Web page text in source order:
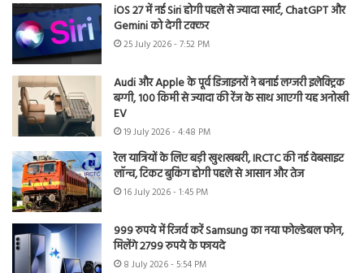
iOS 27 में नई Siri होगी पहले से ज्यादा स्मार्ट, ChatGPT और
Gemini को देगी टक्कर
25 July 2026 - 7:52 PM
Audi और Apple के पूर्व डिजाइनरों ने बनाई लग्जरी इलेक्ट्रिक
बग्गी, 100 किमी से ज्यादा की रेंज के साथ आएगी यह अनोखी
EV
19 July 2026 - 4:48 PM
रेल यात्रियों के लिए बड़ी खुशखबरी, IRCTC की नई वेबसाइट
लॉन्च, टिकट बुकिंग होगी पहले से आसान और तेज
16 July 2026 - 1:45 PM
999 रुपये में रिजर्व करें Samsung का नया फोल्डेबल फोन,
मिलेंगे 2799 रुपये के फायदे
8 July 2026 - 5:54 PM